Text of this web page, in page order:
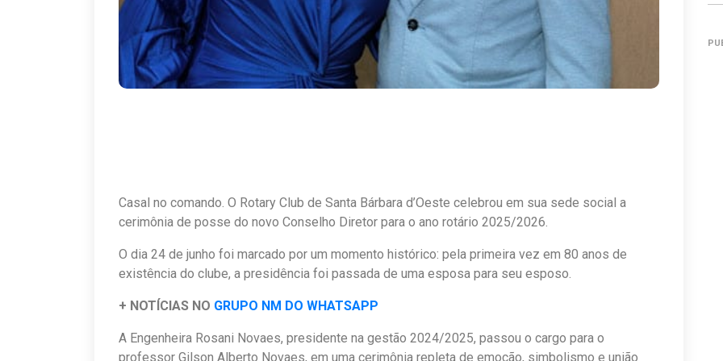
Casal no comando. O Rotary Club de Santa Bárbara d’Oeste celebrou em sua sede social a
cerimônia de posse do novo Conselho Diretor para o ano rotário 2025/2026.
O dia 24 de junho foi marcado por um momento histórico: pela primeira vez em 80 anos de
existência do clube, a presidência foi passada de uma esposa para seu esposo.
+ NOTÍCIAS NO GRUPO NM DO WHATSAPP
A Engenheira Rosani Novaes, presidente na gestão 2024/2025, passou o cargo para o
professor Gilson Alberto Novaes, em uma cerimônia repleta de emoção, simbolismo e união